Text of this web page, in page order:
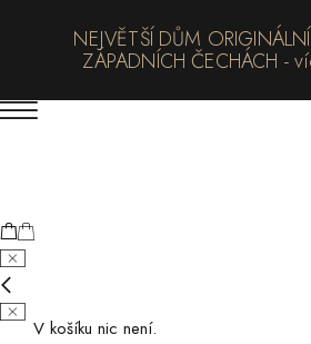
NEJVĚTŠÍ DŮM
ZÁPADNÍCH ČECHÁCH -
V košíku nic není.